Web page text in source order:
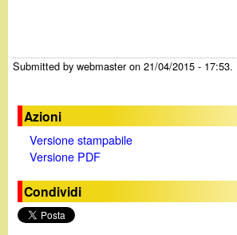
Submitted bywebmasteron 21/04/2015 - 17:53.
Azioni
Versione stampabile
Versione PDF
Condividi